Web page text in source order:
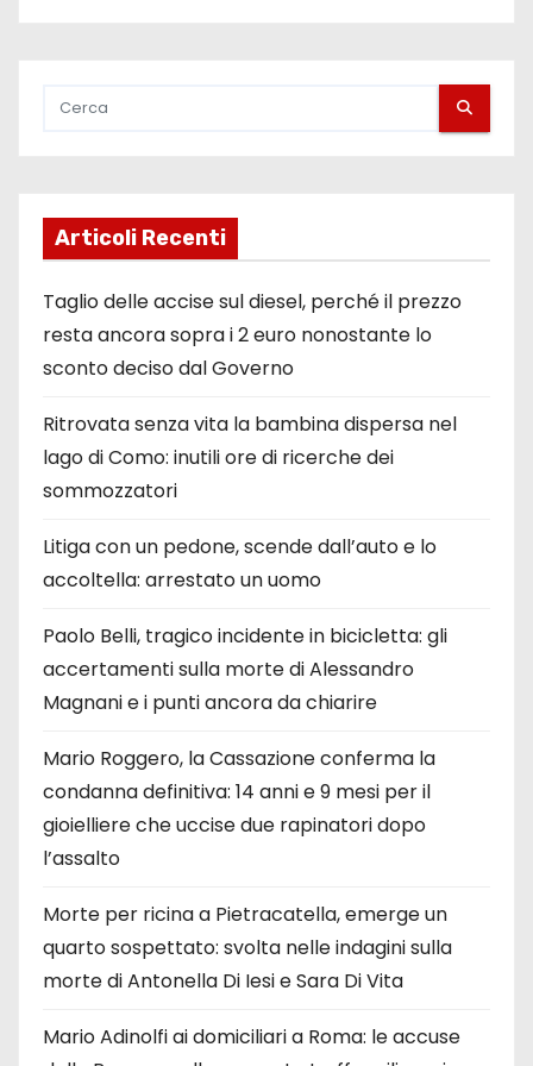
Articoli Recenti
Taglio delle accise sul diesel, perché il prezzo
resta ancora sopra i 2 euro nonostante lo
sconto deciso dal Governo
Ritrovata senza vita la bambina dispersa nel
lago di Como: inutili ore di ricerche dei
sommozzatori
Litiga con un pedone, scende dall’auto e lo
accoltella: arrestato un uomo
Paolo Belli, tragico incidente in bicicletta: gli
accertamenti sulla morte di Alessandro
Magnani e i punti ancora da chiarire
Mario Roggero, la Cassazione conferma la
condanna definitiva: 14 anni e 9 mesi per il
gioielliere che uccise due rapinatori dopo
l’assalto
Morte per ricina a Pietracatella, emerge un
quarto sospettato: svolta nelle indagini sulla
morte di Antonella Di Iesi e Sara Di Vita
Mario Adinolfi ai domiciliari a Roma: le accuse